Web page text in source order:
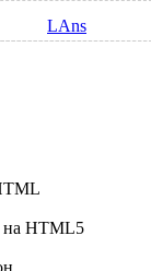
LAns